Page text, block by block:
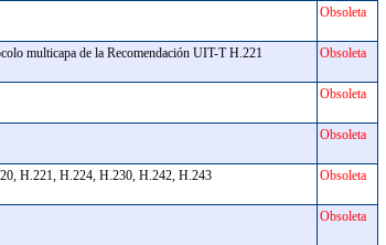
Obsoleta
multicapa de la Recomendación UIT-T H.221 Obsoleta
Obsoleta
Obsoleta
H.221, H.224, H.230, H.242, H.243 Obsoleta
Obsoleta